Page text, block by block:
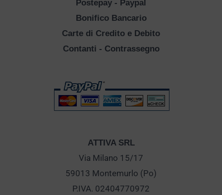
Postepay - Paypal
Bonifico Bancario
Carte di Credito e Debito
Contanti - Contrassegno
ATTIVA SRL
Via Milano 15/17
59013 Montemurlo (Po)
P.IVA. 02404770972